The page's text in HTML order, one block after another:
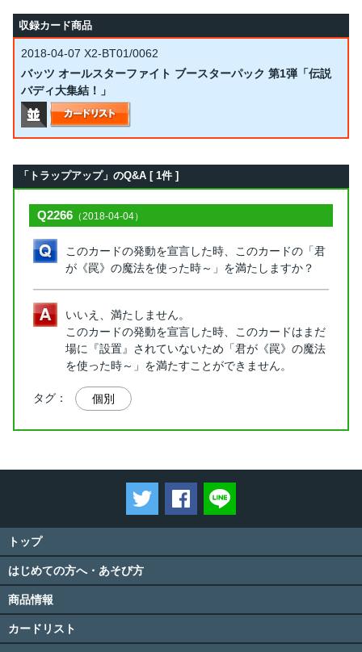
収録カード商品
2018-04-07 X2-BT01/0062
バッツ オールスターファイト ブースターパック 第1弾「伝説
バディ大集結！」
「トラップアップ」のQ&A [ 1件 ]
Q2266 （2018-04-04）
このカードの発動を宣言した時、このカードの「君
が《罠》の魔法を使った時～」を満たしますか？
いいえ、満たしません。
このカードの発動を宣言した時、このカードはまだ
場に『設置』されていないため「君が《罠》の魔法
を使った時～」を満たすことができません。
タグ： 個別
ツイートするFacebookでシェアする
トップ
はじめての方へ・あそび方
商品情報
カードリスト